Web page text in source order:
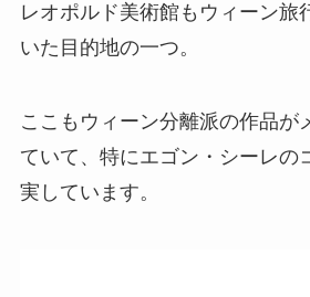
レオポルド美術館もウィーン旅
いた目的地の一つ。
ここもウィーン分離派の作品が
ていて、特にエゴン・シーレの
実しています。